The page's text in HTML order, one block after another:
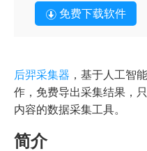
免费下载软件
后羿采集器 ，基于人工智
作，免费导出采集结果，
内容的数据采集工具。
简介